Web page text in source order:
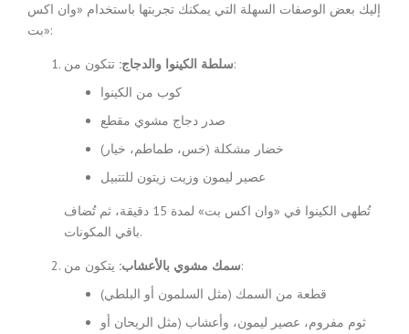
إليك بعض الوصفات السهلة التي يمكنك تجربتها باستخدام «وان اكس
بت»:
سلطة الكينوا والدجاج:تتكون من:
كوب من الكينوا
صدر دجاج مشوي مقطع
خضار مشكلة (خس، طماطم، خيار)
عصير ليمون وزيت زيتون للتتبيل
تُطهى الكينوا في «وان اكس بت» لمدة 15 دقيقة، ثم تُضاف
باقي المكونات.
سمك مشوي بالأعشاب:يتكون من:
قطعة من السمك (مثل السلمون أو البلطي)
ثوم مفروم، عصير ليمون، وأعشاب (مثل الريحان أو